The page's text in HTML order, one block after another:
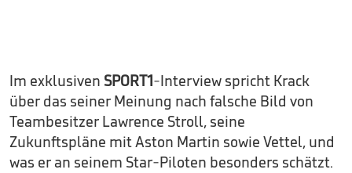
Im exklusiven SPORT1-Interview spricht Krack
über das seiner Meinung nach falsche Bild von
Teambesitzer Lawrence Stroll, seine
Zukunftspläne mit Aston Martin sowie Vettel, und
was er an seinem Star-Piloten besonders schätzt.